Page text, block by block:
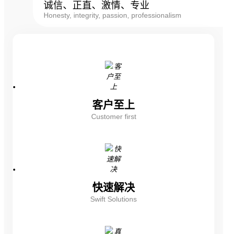
诚信、正直、激情、专业
Honesty, integrity, passion, professionalism
客户至上
Customer first
快速解决
Swift Solutions